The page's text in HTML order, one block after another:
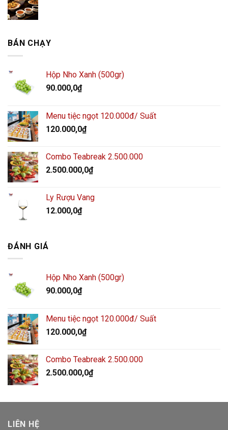
BÁN CHẠY
Hộp Nho Xanh (500gr)
90.000,0₫
Menu tiệc ngọt 120.000đ/ Suất
120.000,0₫
Combo Teabreak 2.500.000
2.500.000,0₫
Ly Rượu Vang
12.000,0₫
ĐÁNH GIÁ
Hộp Nho Xanh (500gr)
90.000,0₫
Menu tiệc ngọt 120.000đ/ Suất
120.000,0₫
Combo Teabreak 2.500.000
2.500.000,0₫
LIÊN HỆ